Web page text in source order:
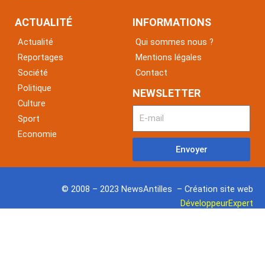
e
o
o
k
ACTUALITÉ
Actualité
Reportages
Société
Politique
Culture
Sport
Economie
INFORMATIONS
Qui sommes nous ?
Mentions légales
Contact
NEWSLETTER
Envoyer
© 2008 – 2023 NewsAntilles – Création site web
DéveloppeurExpert